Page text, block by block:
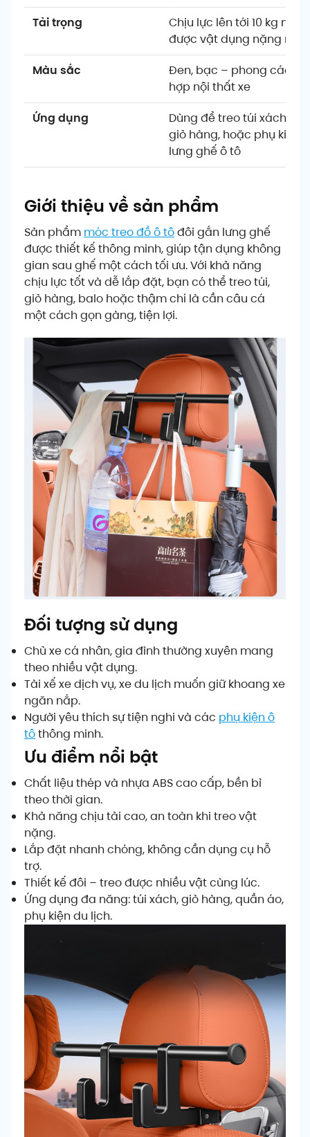
Tải trọng
Chịu lực lên tới 10 kg mỗi
được vật dụng nặng mà
Màu sắc
Đen, bạc – phong cách
hợp nội thất xe
Ứng dụng
Dùng để treo túi xách,
giỏ hàng, hoặc phụ kiện
lưng ghế ô tô
Giới thiệu về sản phẩm
Sản phẩm móc treo đồ ô tôđôi gắn lưng ghế
được thiết kế thông minh, giúp tận dụng không
gian sau ghế một cách tối ưu. Với khả năng
chịu lực tốt và dễ lắp đặt, bạn có thể treo túi,
giỏ hàng, balo hoặc thậm chí là cần câu cá
một cách gọn gàng, tiện lợi.
Đối tượng sử dụng
Chủ xe cá nhân, gia đình thường xuyên mang
theo nhiều vật dụng.
Tài xế xe dịch vụ, xe du lịch muốn giữ khoang xe
ngăn nắp.
Người yêu thích sự tiện nghi và các phụ kiện ô
tôthông minh.
Ưu điểm nổi bật
Chất liệu thép và nhựa ABS cao cấp, bền bỉ
theo thời gian.
Khả năng chịu tải cao, an toàn khi treo vật
nặng.
Lắp đặt nhanh chóng, không cần dụng cụ hỗ
trợ.
Thiết kế đôi – treo được nhiều vật cùng lúc.
Ứng dụng đa năng: túi xách, giỏ hàng, quần áo,
phụ kiện du lịch.